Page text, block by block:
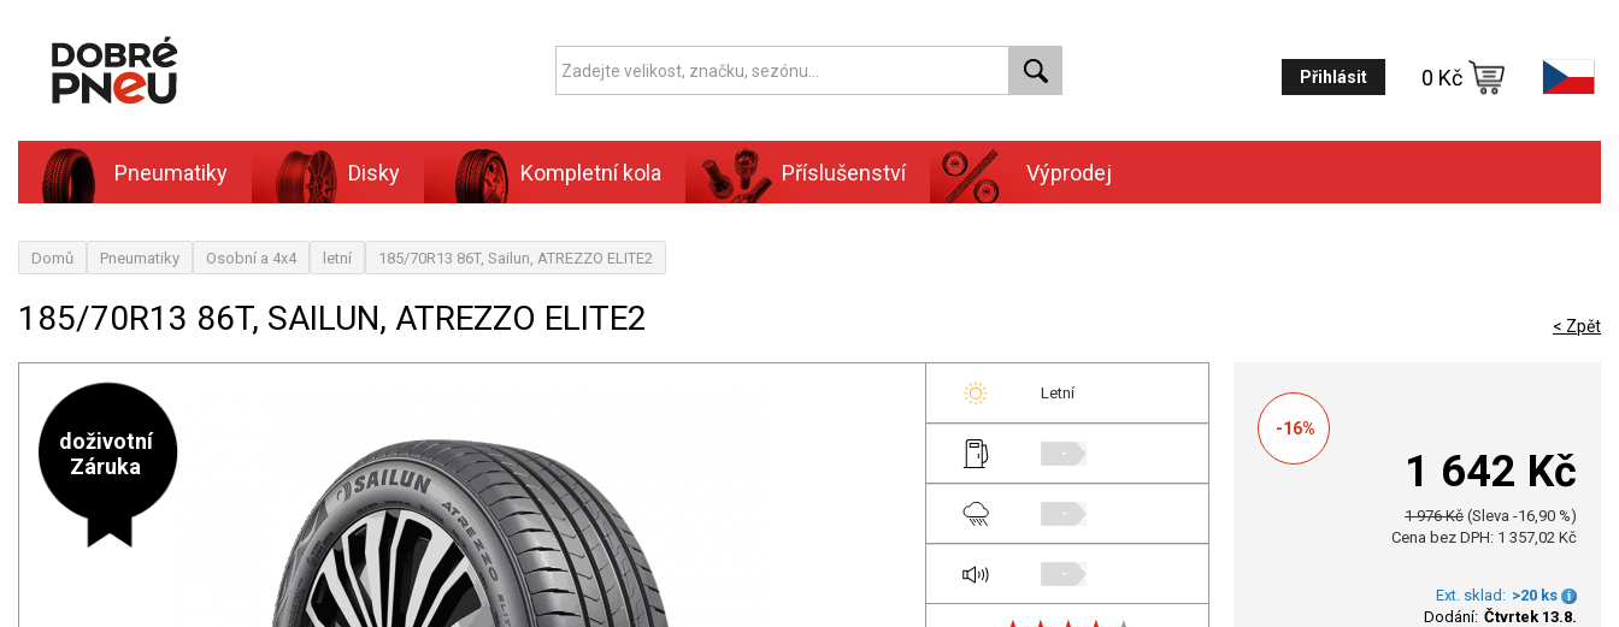
Přihlásit 0 Kč
Pneumatiky Disky Kompletní kola Příslušenství Výprodej
Domů Pneumatiky Osobní a 4x4 letní 185/70R13 86T, Sailun, ATREZZO ELITE2
185/70R13 86T, SAILUN, ATREZZO ELITE2 < Zpět
doživotní
Záruka
Letní
-
-
-
-16%
1 642 Kč
1 976 Kč (Sleva -16,90 %)
Cena bez DPH: 1 357,02 Kč
Ext. sklad: >20 ks
Dodání: Čtvrtek 13.8.